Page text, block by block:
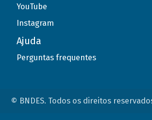
YouTube
Instagram
Ajuda
Perguntas frequentes
© BNDES. Todos os direitos